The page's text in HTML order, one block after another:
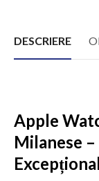
DESCRIERE
Apple
Milanese